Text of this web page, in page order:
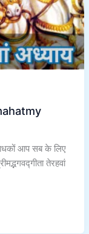
आप सब के लिए
तेरहवां